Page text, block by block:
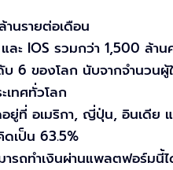
นรายต่อเดือน
ะ IOS รวมกว่า 1,500 ล้าน
6 ของโลก นับจากจำนวนผู้
เทศทั่วโลก
ยู่ที่ อเมริกา, ญี่ปุ่น, อินเดีย แ
เป็น 63.5%
มารถทำเงินผ่านแพลตฟอร์